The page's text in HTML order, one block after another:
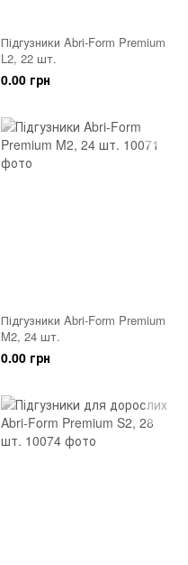
Підгузники Abri-Form Premium
L2, 22 шт.
0.00 грн
Підгузники Abri-Form Premium
M2, 24 шт.
0.00 грн